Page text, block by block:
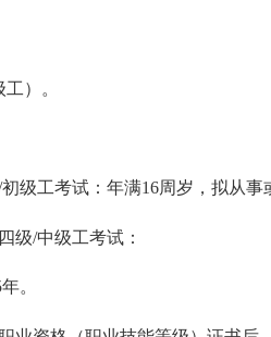
）。
级工考试：年满16周岁，拟从
级/中级工考试：
。